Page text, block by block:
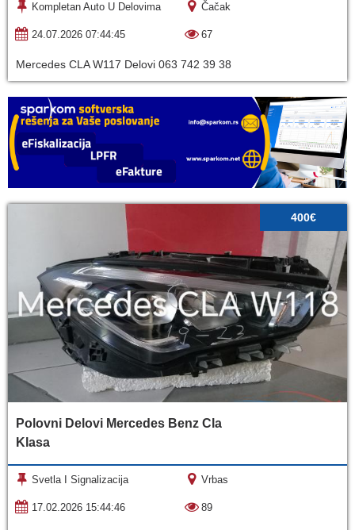
Kompletan Auto U Delovima Čačak
24.07.2026 07:44:45 67
Mercedes CLA W117 Delovi 063 742 39 38
Polovni Delovi Mercedes Benz Cla
Klasa
400€
Svetla I Signalizacija Vrbas
17.02.2026 15:44:46 89